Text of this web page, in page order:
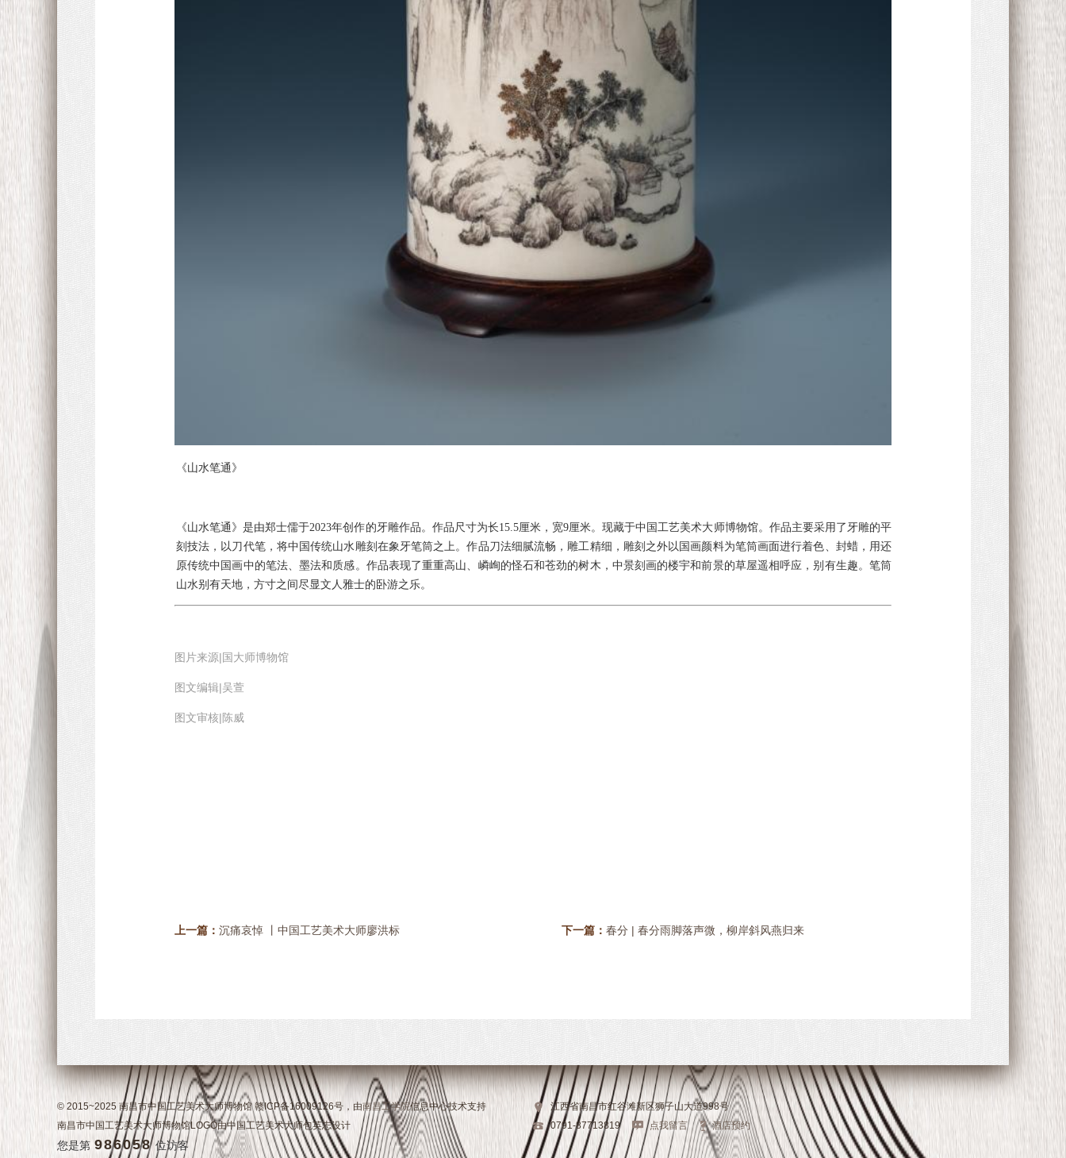
《山水笔通》
《山水笔通》是由郑士儒于2023年创作的牙雕作品。作品尺寸为长15.5厘米，宽9厘米。现藏于中国工艺美术大师博物馆。作品主要采用了牙雕的平
刻技法，以刀代笔，将中国传统山水雕刻在象牙笔筒之上。作品刀法细腻流畅，雕工精细，雕刻之外以国画颜料为笔筒画面进行着色、封蜡，用还
原传统中国画中的笔法、墨法和质感。作品表现了重重高山、嶙峋的怪石和苍劲的树木，中景刻画的楼宇和前景的草屋遥相呼应，别有生趣。笔筒
山水别有天地，方寸之间尽显文人雅士的卧游之乐。
图片来源|国大师博物馆
图文编辑|吴萱
图文审核|陈威
上一篇： 沉痛哀悼 丨中国工艺美术大师廖洪标 下一篇：春分 | 春分雨脚落声微，柳岸斜风燕归来
© 2015~2025 南昌市中国工艺美术大师博物馆 赣ICP备16009126号，由南昌工学院信息中心技术支持
南昌市中国工艺美术大师博物馆LOGO由中国工艺美术大师包英志设计
江西省南昌市红谷滩新区狮子山大道998号
0791-87713819
点我留言 酒店预约
您是第 986058 位访客